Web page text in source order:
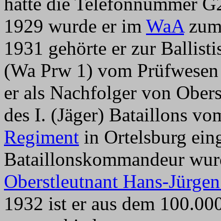
1929 wurde er im WaA
1931 gehörte er zur
(Wa Prw 1) vom
er als Nachfolger von
des I. (Jäger) Bataillons
Regiment in Ortelsburg
Bataillonskommandeur
Oberstleutnant Hans-
1932 ist er aus dem